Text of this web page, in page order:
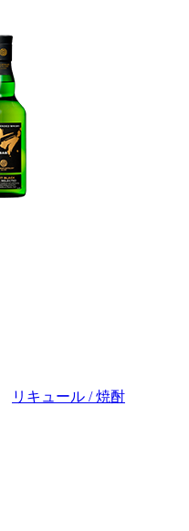
リキュール / 焼酎